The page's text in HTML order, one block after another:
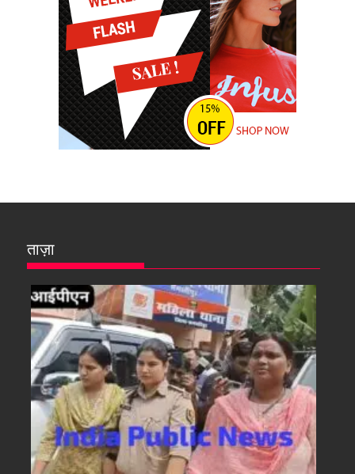
ताज़ा